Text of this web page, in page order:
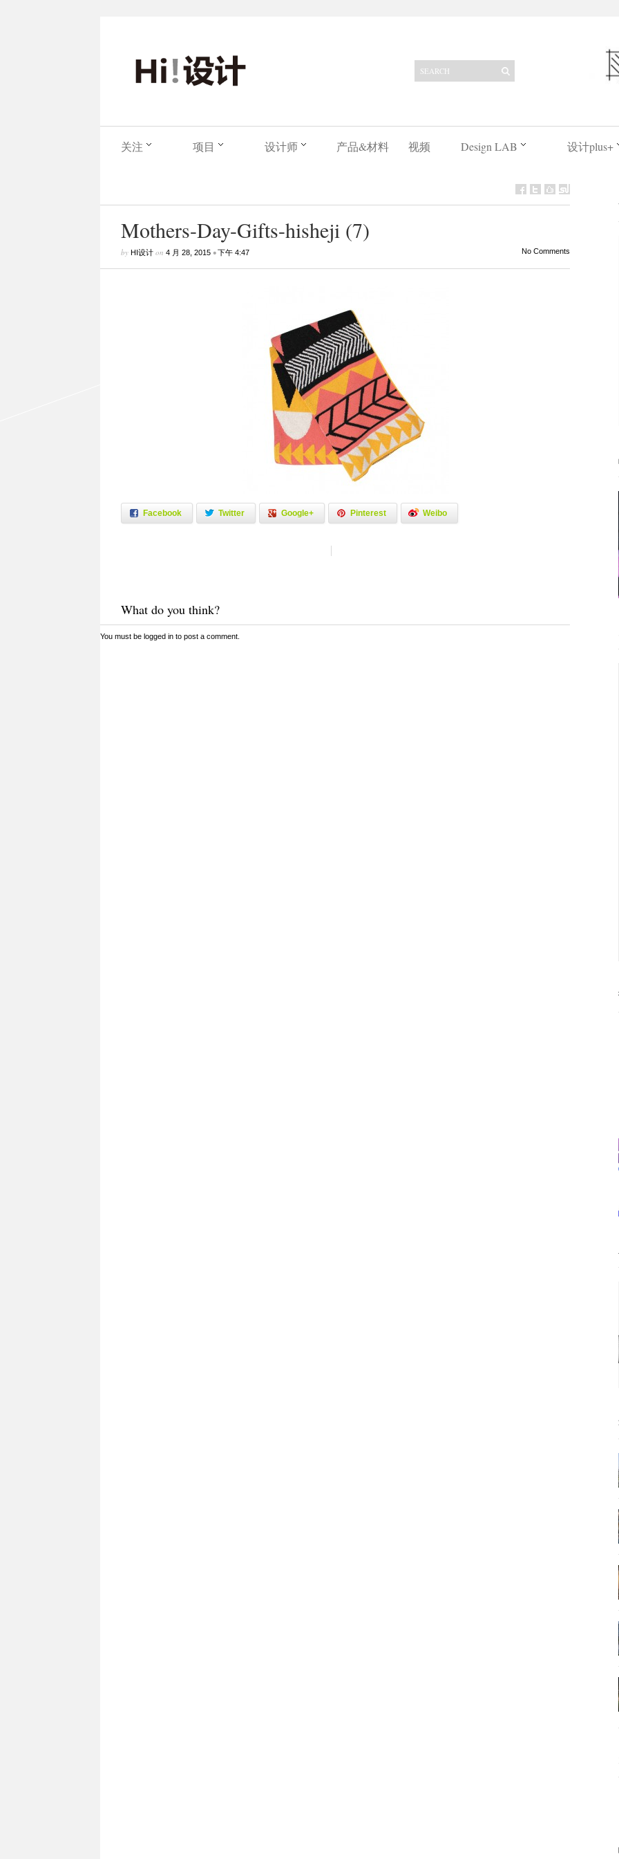
关注 项目 设计师 产品&材料 视频 Design LAB 设计plus+
Mothers-Day-Gifts-hisheji (7)
by HI设计on 4 月 28, 2015•下午 4:47 No Comments
Facebook Twitter Google+ Pinterest Weibo
What do you think?
You must be logged into post a comment.